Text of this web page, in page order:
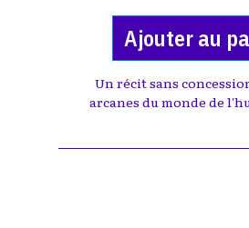
Ajouter au
Un récit sans
arcanes du monde de